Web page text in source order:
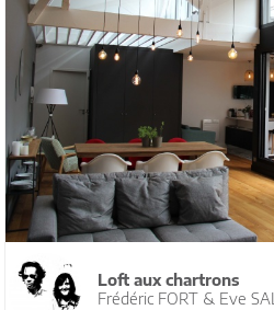
Loft aux chartrons
Frédéric FORT & Eve